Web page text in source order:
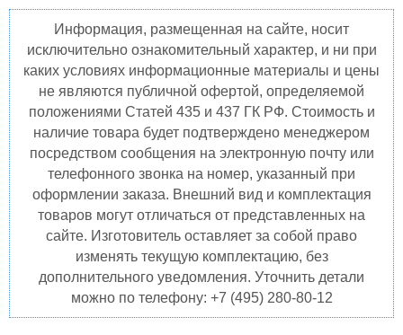
Информация, размещенная на сайте, носит
исключительно ознакомительный характер, и ни при
каких условиях информационные материалы и цены
не являются публичной офертой, определяемой
положениями Статей 435 и 437 ГК РФ. Стоимость и
наличие товара будет подтверждено менеджером
посредством сообщения на электронную почту или
телефонного звонка на номер, указанный при
оформлении заказа. Внешний вид и комплектация
товаров могут отличаться от представленных на
сайте. Изготовитель оставляет за собой право
изменять текущую комплектацию, без
дополнительного уведомления. Уточнить детали
можно по телефону: +7 (495) 280-80-12